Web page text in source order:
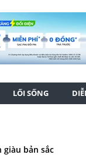
LỐI SỐNG
bản sắc